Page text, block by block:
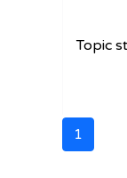
Topic
1